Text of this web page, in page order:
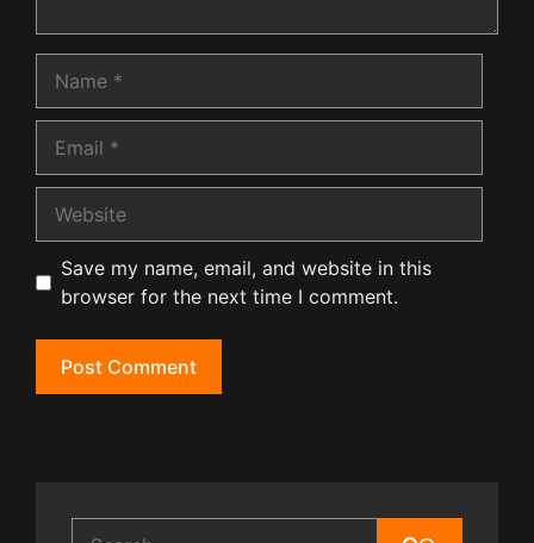
Save my name, email, and website in this
browser for the next time I comment.